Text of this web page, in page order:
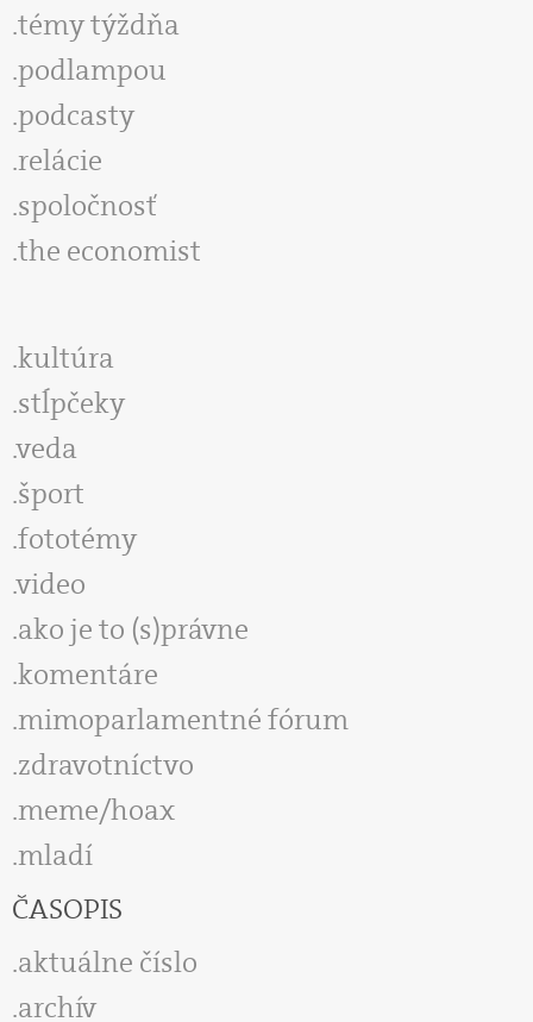
témy týždňa
podlampou
podcasty
relácie
spoločnosť
the economist
kultúra
stĺpčeky
veda
šport
fototémy
video
ako je to (s)právne
komentáre
mimoparlamentné fórum
zdravotníctvo
meme/hoax
mladí
ČASOPIS
aktuálne číslo
archív